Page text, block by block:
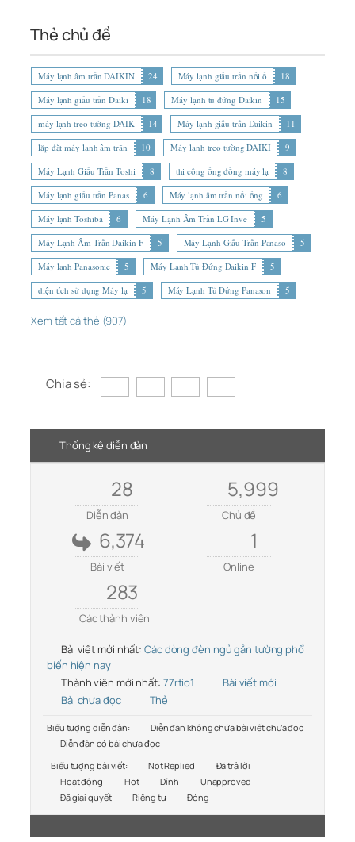
Thẻ chủ đề
Máy lạnh âm trần DAIKIN 24 Máy lạnh giấu trần nối ố
18
Máy lạnh giấu trần Daiki
18 Máy lạnh tủ đứng Daikin
15
máy lạnh treo tường DAIK
14 Máy lạnh giấu trần Daikin
11
lắp đặt máy lạnh âm trần
10 Máy lạnh treo tường DAIKI
9
Máy Lạnh Giấu Trần Toshi
8 thi công ống đồng máy lạ
8
Máy lạnh giấu trần Panas
6 Máy lạnh âm trần nối ống
6
Máy lạnh Toshiba
6 Máy Lạnh Âm Trần LG Inve
5
Máy Lạnh Âm Trần Daikin F
5 Máy Lạnh Giấu Trần Panaso
5
Máy lạnh Panasonic
5 Máy Lạnh Tủ Đứng Daikin F
5
diện tích sử dụng Máy lạ
5 Máy Lạnh Tủ Đứng Panason 5
Xem tất cả thẻ (907)
Chia sẻ:
Thống kê diễn đàn
28
Diễn đàn
5,999
Chủ đề
6,374
Bài viết
1
Online
283
Các thành viên
Bài viết mới nhất: Các dòng đèn ngủ gắn tường phổ
biến hiện nay
Thành viên mới nhất: 77rtio1
Bài viết mới
Bài chưa đọc
Thẻ
Biểu tượng diễn đàn:
Diễn đàn không chứa bài viết chưa đọc
Diễn đàn có bài chưa đọc
Biểu tượng bài viết:
Not Replied
Đã trả lời
Hoạt động
Hot Dính
Unapproved
Đã giải quyết
Riêng tư Đóng